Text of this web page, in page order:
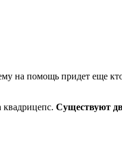
на помощь придет еще
Существуют